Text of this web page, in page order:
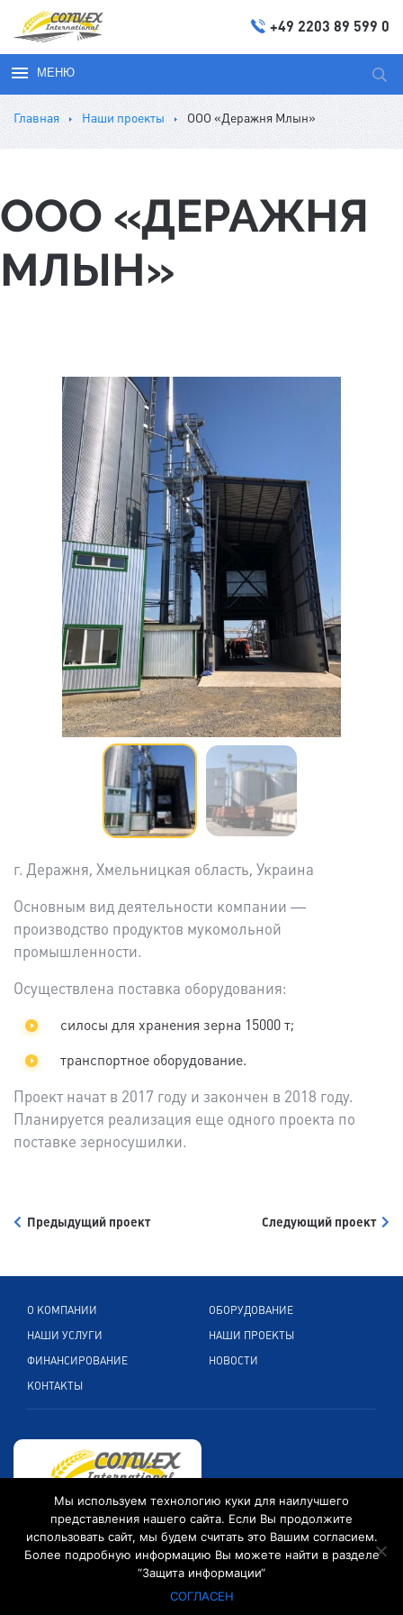
+49 2203 89 599 0
МЕНЮ
Главная Наши проекты ООО «Деражня Млын»
ООО «ДЕРАЖНЯ
МЛЫН»
г. Деражня, Хмельницкая область, Украина
Основным вид деятельности компании —
производство продуктов мукомольной
промышленности.
Осуществлена поставка оборудования:
силосы для хранения зерна 15000 т;
транспортное оборудование.
Проект начат в 2017 году и закончен в 2018 году.
Планируется реализация еще одного проекта по
поставке зерносушилки.
Предыдущий проект Следующий проект
О КОМПАНИИ
НАШИ УСЛУГИ
ФИНАНСИРОВАНИЕ
КОНТАКТЫ
ОБОРУДОВАНИЕ
НАШИ ПРОЕКТЫ
НОВОСТИ
Кельнерштр. 265, 51149 Кельн, Германия
+49 2203 89 599 0
Мы используем технологию куки для наилучшего
представления нашего сайта. Если Вы продолжите
использовать сайт, мы будем считать это Вашим согласием.
Более подробную информацию Вы можете найти в разделе
“Защита информации“
СОГЛАСЕН